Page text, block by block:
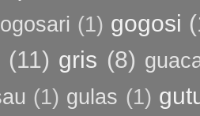
(1) gogosi
(11) gris (8)
(1) gulas (1)